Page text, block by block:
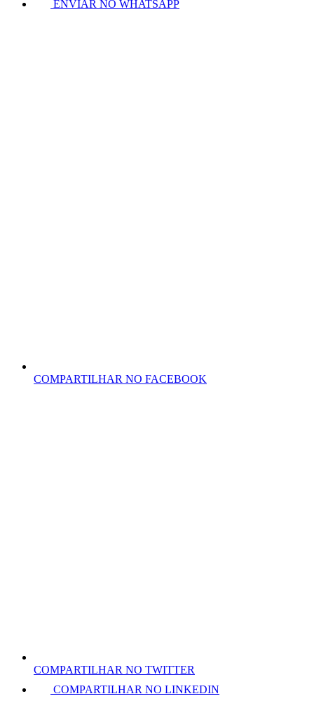
ENVIAR NO WHATSAPP
COMPARTILHAR NO FACEBOOK
COMPARTILHAR NO TWITTER
COMPARTILHAR NO LINKEDIN